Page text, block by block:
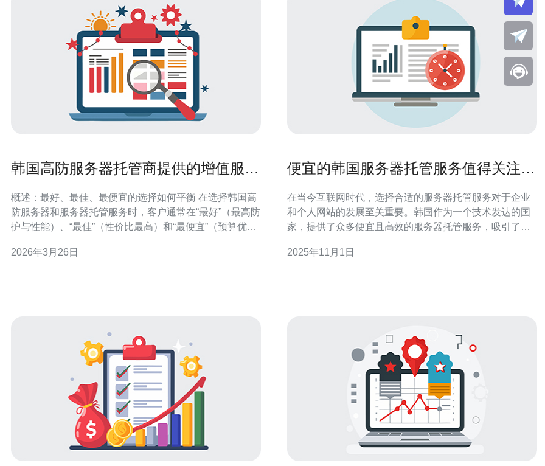
韩国高防服务器托管商提供的增值服务
概述：最好、最佳、最便宜的选择如何平衡 在选择韩国高
防服务器和服务器托管服务时，客户通常在“最好”（最高防
护与性能）、“最佳”（性价比最高）和“最便宜”（预算优
个维度评测主流托管商的增值服务与定制防护方案，帮助
2026年3月26日
便宜的韩国服务器托管服务值得关注的
在当今互联网时代，选择合适的服务器托管服务对于企业
和个人网站的发展至关重要。韩国作为一个技术发达的国
家，提供了众多便宜且高效的服务器托管服务，吸引了越
托管服务值得关注，并提供具体的操作指南。 1. 了解韩国
2025年11月1日